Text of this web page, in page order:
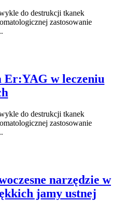
do destrukcji tkanek
zastosowanie
Er:YAG w leczeniu
do destrukcji tkanek
zastosowanie
narzędzie w
jamy ustnej